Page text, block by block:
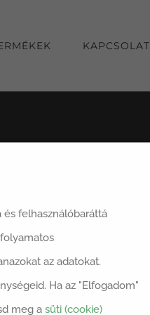
felhasználóbaráttá
az adatokat.
Ha az "Elfogadom"
meg asüti (cookie)
KAPCSOLAT